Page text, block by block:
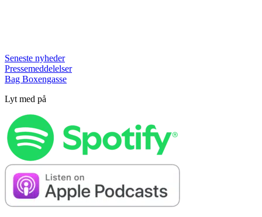
Seneste nyheder
Pressemeddelelser
Bag Boxengasse
Lyt med på